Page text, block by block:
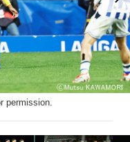
permission.